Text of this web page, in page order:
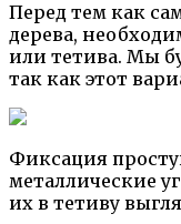
Перед тем как
дерева,
или тетива. Мы
так как этот
Фиксация
металлические
их в тетиву